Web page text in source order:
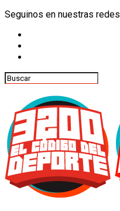
Seguinos en nuestras redes